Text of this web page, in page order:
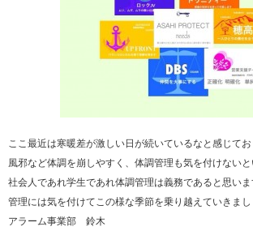
ここ最近は寒暖差が激しい日が続いているなと感じて
風邪など体調を崩しやすく、体調管理も気を付けないと
社会人であれ学生であれ体調管理は義務であると思い
管理には気を付けてこの様な季節を乗り越えていきまし
アラーム事業部 鈴木